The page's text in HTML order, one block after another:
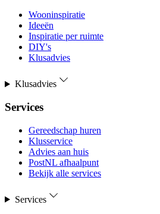
Wooninspiratie
Ideeën
Inspiratie per ruimte
DIY's
Klusadvies
Klusadvies
Services
Gereedschap huren
Klusservice
Advies aan huis
PostNL afhaalpunt
Bekijk alle services
Services